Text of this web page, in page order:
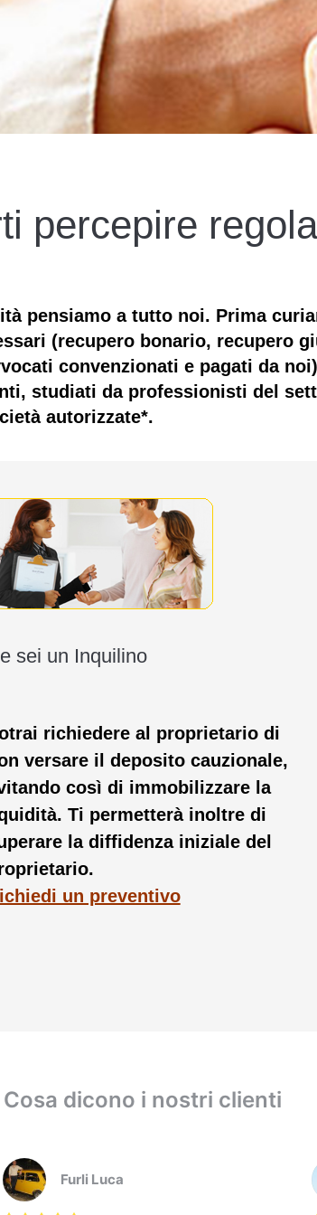
percepire
pensiamo a tutto noi. Prima
(recupero bonario, recupero
convenzionati e pagati da
, studiati da professionisti del
autorizzate*.
sei un Inquilino
richiedere al proprietario di
versare il deposito cauzionale,
così di immobilizzare la
Ti permetterà inoltre di
la diffidenza iniziale del
un preventivo
Cosa dicono i nostri clienti
Furli Luca